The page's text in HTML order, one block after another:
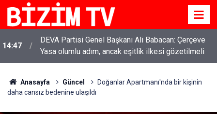
14:47
DEVA Partisi Genel Başkanı Ali Babacan: Çerçeve
Yasa olumlu adım, ancak eşitlik ilkesi gözetilmeli
Anasayfa Güncel
Doğanlar Apartmanı'nda bir kişinin
daha cansız bedenine ulaşıldı